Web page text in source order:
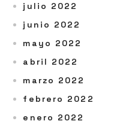
julio 2022
junio 2022
mayo 2022
abril 2022
marzo 2022
febrero 2022
enero 2022